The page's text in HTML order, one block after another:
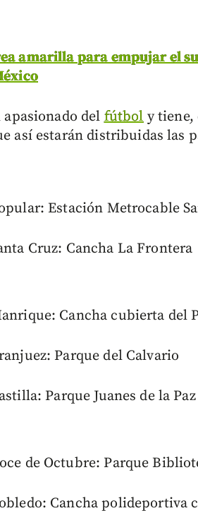
amarilla para empujar el
apasionado delfútboly tiene,
así estarán distribuidas las
Estación Metrocable
Cruz: Cancha La Frontera
Cancha cubierta del
Parque del Calvario
Parque Juanes de la Paz
de Octubre: Parque
Cancha polideportiva